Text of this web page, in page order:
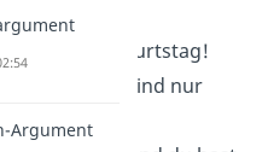
Gute zum Geburtstag!
sind nur
mit
Argument